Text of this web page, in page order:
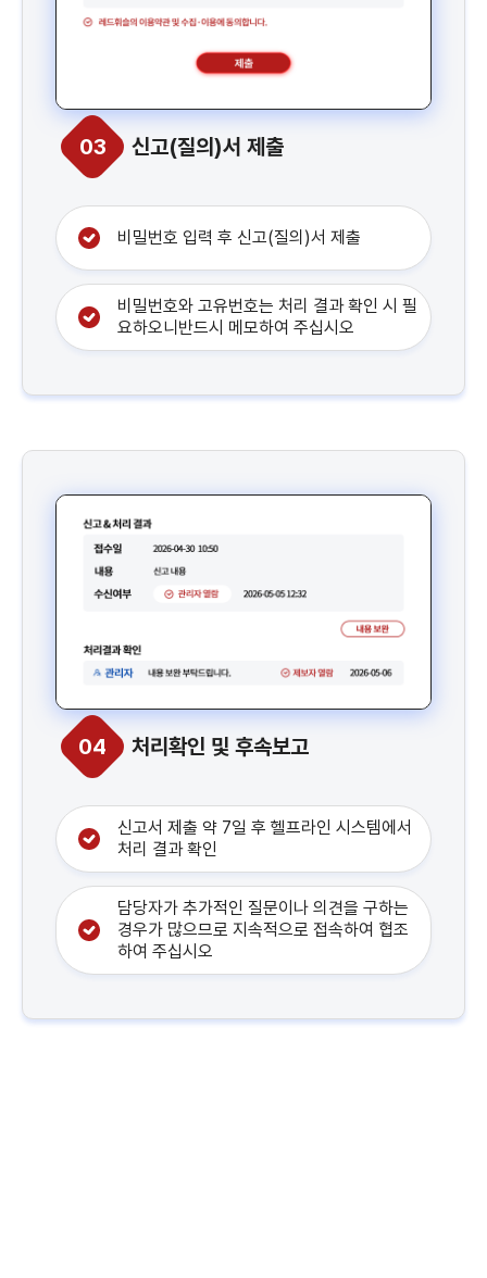
03 신고(질의)서 제출
비밀번호 입력 후 신고(질의)서 제출
비밀번호와 고유번호는 처리 결과 확인 시 필
요하오니반드시 메모하여 주십시오
04 처리확인 및 후속보고
신고서 제출 약 7일 후 헬프라인 시스템에서
처리 결과 확인
담당자가 추가적인 질문이나 의견을 구하는
경우가 많으므로 지속적으로 접속하여 협조
하여 주십시오